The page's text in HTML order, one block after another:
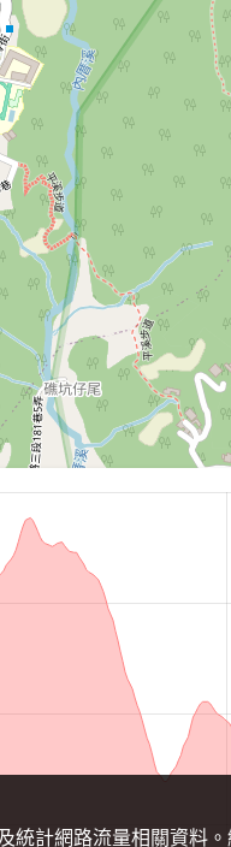
統計網路流量相關資料